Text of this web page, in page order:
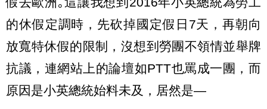
的休假定調時，先砍掉國定假日7天，再朝向
放寬特休假的限制，沒想到勞團不領情並舉牌
抗議，連網站上的論壇如PTT也罵成一團，而
原因是小英總統始料未及，居然是—